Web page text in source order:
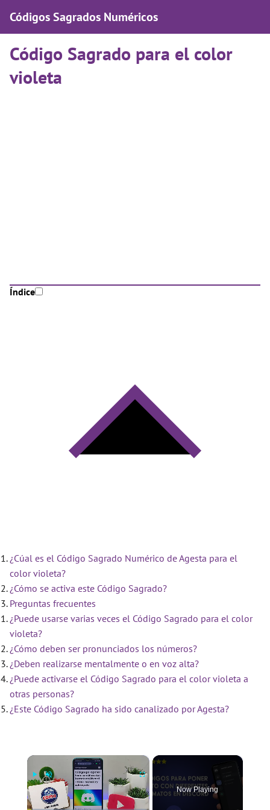
Códigos Sagrados Numéricos
Código Sagrado para el color
violeta
Índice
¿Cúal es el Código Sagrado Numérico de Agesta para el
color violeta?
¿Cómo se activa este Código Sagrado?
Preguntas frecuentes
¿Puede usarse varias veces el Código Sagrado para el color
violeta?
¿Cómo deben ser pronunciados los números?
¿Deben realizarse mentalmente o en voz alta?
¿Puede activarse el Código Sagrado para el color violeta a
otras personas?
¿Este Código Sagrado ha sido canalizado por Agesta?
×
Now Playing